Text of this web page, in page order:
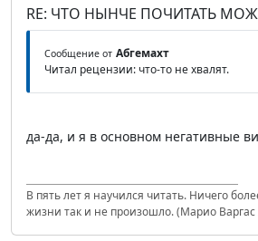
RE: ЧТО НЫНЧЕ ПОЧИТАТЬ
Сообщение от Абгемахт
Читал рецензии: что-то не хвалят.
да-да, и я в основном негативные
В пять лет я научился читать. Ничего
жизни так и не произошло. (Марио Варгас